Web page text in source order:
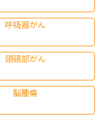
呼吸器がん
頭頸部がん
脳腫瘍